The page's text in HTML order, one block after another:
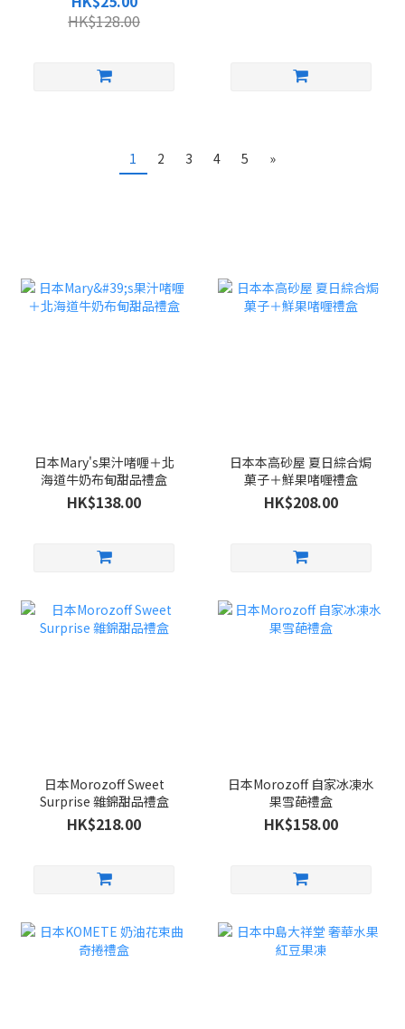
HK$128.00
1 2 3 4 5 »
日本Mary's果汁啫喱＋北
海道牛奶布甸甜品禮盒
HK$138.00
日本本高砂屋 夏日綜合焗
菓子＋鮮果啫喱禮盒
HK$208.00
日本Morozoff Sweet
Surprise 雜錦甜品禮盒
HK$218.00
日本Morozoff 自家冰凍水
果雪葩禮盒
HK$158.00